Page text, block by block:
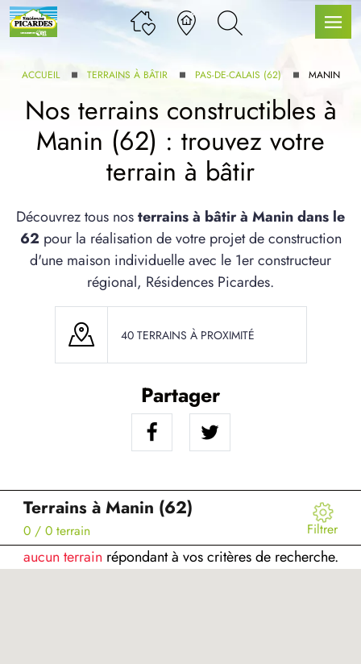
GAMME
SERVICE BDL EXTENSION
ACCUEIL TERRAINS À BÂTIR PAS-DE-CALAIS (62) MANIN
Nos terrains constructibles à
Manin (62) : trouvez votre
terrain à bâtir
Découvrez tous nosterrains à bâtir à Manin dans le
62 pour la réalisation de votre projet de construction
d'une maison individuelle avec le 1er constructeur
régional, Résidences Picardes.
40 TERRAINS À PROXIMITÉ
Partager
Terrains à Manin (62)
0 / 0 terrain Filtrer
aucun terrain répondant à vos critères de recherche.